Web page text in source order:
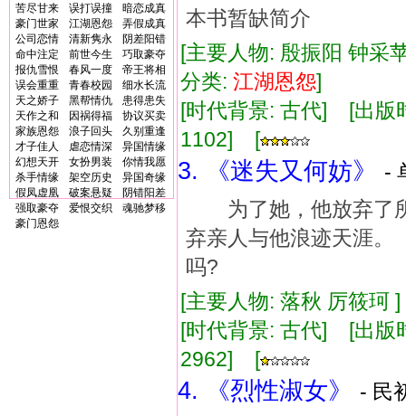
苦尽甘来
误打误撞
暗恋成真
豪门世家
江湖恩怨
弄假成真
公司恋情
清新隽永
阴差阳错
命中注定
前世今生
巧取豪夺
报仇雪恨
春风一度
帝王将相
误会重重
青春校园
细水长流
天之娇子
黑帮情仇
患得患失
天作之和
因祸得福
协议买卖
家族恩怨
浪子回头
久别重逢
才子佳人
虐恋情深
异国情缘
幻想天开
女扮男装
你情我愿
杀手情缘
架空历史
异国奇缘
假凤虚凰
破案悬疑
阴错阳差
强取豪夺
爱恨交织
魂驰梦移
豪门恩怨
本书暂缺简介
[主要人物: 殷振阳 钟
分类: 江湖恩怨]
[时代背景: 古代] [出
1102] [
3. 《迷失又何妨》
-
为了她，他放弃
弃亲人与他浪迹天
吗?
[主要人物: 落秋 厉筱
[时代背景: 古代] [出
2962] [
4. 《烈性淑女》
- 民